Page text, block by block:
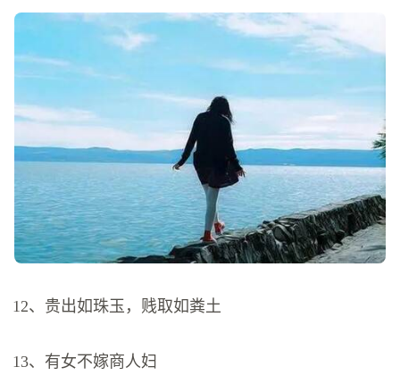
12、贵出如珠玉，贱取如粪土
13、有女不嫁商人妇